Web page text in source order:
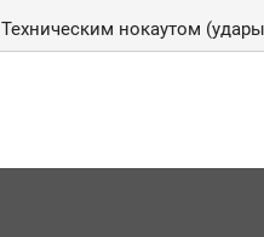
Техническим нокаутом